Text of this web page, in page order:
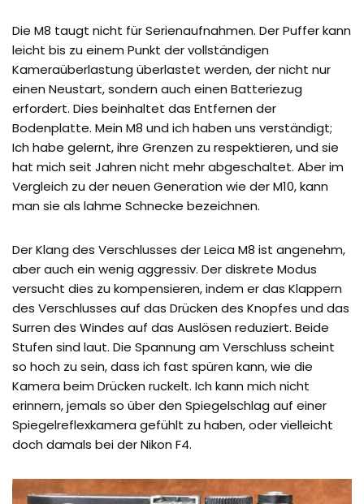
Die M8 taugt nicht für Serienaufnahmen. Der Puffer kann
leicht bis zu einem Punkt der vollständigen
Kameraüberlastung überlastet werden, der nicht nur
einen Neustart, sondern auch einen Batteriezug
erfordert. Dies beinhaltet das Entfernen der
Bodenplatte. Mein M8 und ich haben uns verständigt;
Ich habe gelernt, ihre Grenzen zu respektieren, und sie
hat mich seit Jahren nicht mehr abgeschaltet. Aber im
Vergleich zu der neuen Generation wie der M10, kann
man sie als lahme Schnecke bezeichnen.
Der Klang des Verschlusses der Leica M8 ist angenehm,
aber auch ein wenig aggressiv. Der diskrete Modus
versucht dies zu kompensieren, indem er das Klappern
des Verschlusses auf das Drücken des Knopfes und das
Surren des Windes auf das Auslösen reduziert. Beide
Stufen sind laut. Die Spannung am Verschluss scheint
so hoch zu sein, dass ich fast spüren kann, wie die
Kamera beim Drücken ruckelt. Ich kann mich nicht
erinnern, jemals so über den Spiegelschlag auf einer
Spiegelreflexkamera gefühlt zu haben, oder vielleicht
doch damals bei der Nikon F4.